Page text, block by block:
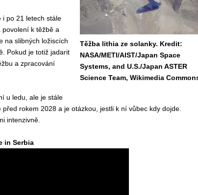
Těžba lithia ze solanky. Kredit:
NASA/METI/AIST/Japan Space
Systems, and U.S./Japan ASTER
Science Team, Wikimedia
i po 21 letech stále
k těžbě a
na slibných ložiscích
Pokud je totiž jadarit
a zpracování
u ledu, ale je stále
rokem 2028 a je otázkou, jestli k ní vůbec kdy dojde.
intenzivně.
in Serbia